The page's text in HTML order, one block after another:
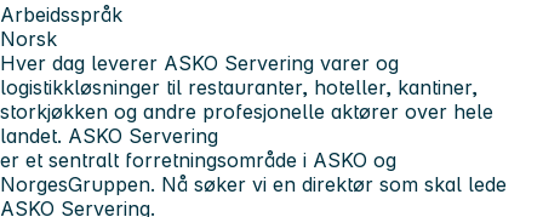
Arbeidsspråk
Norsk
Hver dag leverer ASKO Servering varer og
logistikkløsninger til restauranter, hoteller, kantiner,
storkjøkken og andre profesjonelle aktører over hele
landet. ASKO Servering
er et sentralt forretningsområde i ASKO og
NorgesGruppen. Nå søker vi en direktør som skal lede
ASKO Servering.